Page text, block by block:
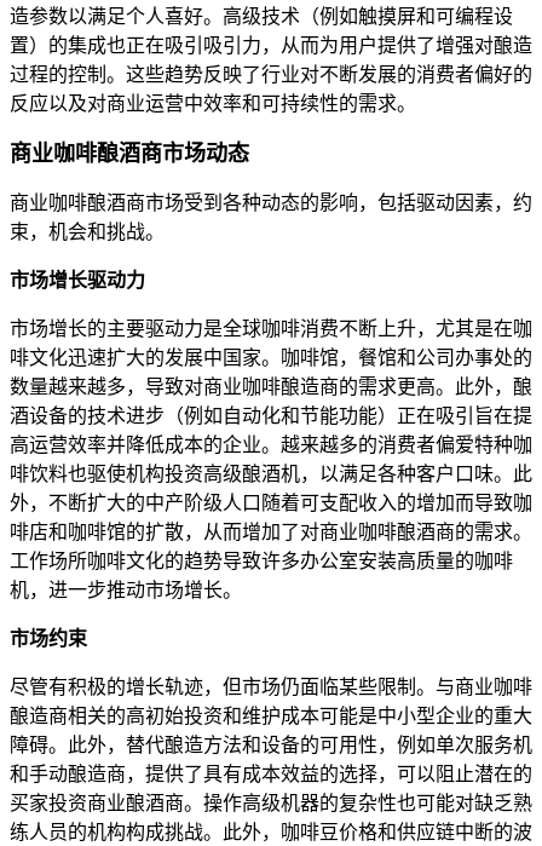
造参数以满足个人喜好。高级技术（例如触摸屏和可编程设
置）的集成也正在吸引吸引力，从而为用户提供了增强对酿造
过程的控制。这些趋势反映了行业对不断发展的消费者偏好的
反应以及对商业运营中效率和可持续性的需求。
商业咖啡酿酒商市场动态
商业咖啡酿酒商市场受到各种动态的影响，包括驱动因素，约
束，机会和挑战。
市场增长驱动力
市场增长的主要驱动力是全球咖啡消费不断上升，尤其是在咖
啡文化迅速扩大的发展中国家。咖啡馆，餐馆和公司办事处的
数量越来越多，导致对商业咖啡酿造商的需求更高。此外，酿
酒设备的技术进步（例如自动化和节能功能）正在吸引旨在提
高运营效率并降低成本的企业。越来越多的消费者偏爱特种咖
啡饮料也驱使机构投资高级酿酒机，以满足各种客户口味。此
外，不断扩大的中产阶级人口随着可支配收入的增加而导致咖
啡店和咖啡馆的扩散，从而增加了对商业咖啡酿酒商的需求。
工作场所咖啡文化的趋势导致许多办公室安装高质量的咖啡
机，进一步推动市场增长。
市场约束
尽管有积极的增长轨迹，但市场仍面临某些限制。与商业咖啡
酿造商相关的高初始投资和维护成本可能是中小型企业的重大
障碍。此外，替代酿造方法和设备的可用性，例如单次服务机
和手动酿造商，提供了具有成本效益的选择，可以阻止潜在的
买家投资商业酿酒商。操作高级机器的复杂性也可能对缺乏熟
练人员的机构构成挑战。此外，咖啡豆价格和供应链中断的波